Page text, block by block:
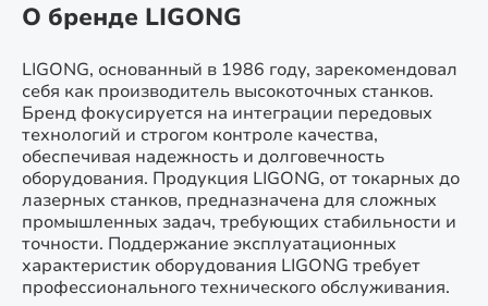
О бренде LIGONG
LIGONG, основанный в 1986 году, зарекомендовал
себя как производитель высокоточных станков.
Бренд фокусируется на интеграции передовых
технологий и строгом контроле качества,
обеспечивая надежность и долговечность
оборудования. Продукция LIGONG, от токарных до
лазерных станков, предназначена для сложных
промышленных задач, требующих стабильности и
точности. Поддержание эксплуатационных
характеристик оборудования LIGONG требует
профессионального технического обслуживания.